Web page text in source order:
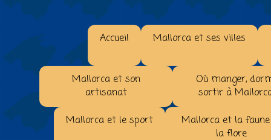
Accueil Mallorca et ses villes
Mallorca et son
artisanat
Où manger,
sortir à
Mallorca et le sport
Mallorca et la
la flore